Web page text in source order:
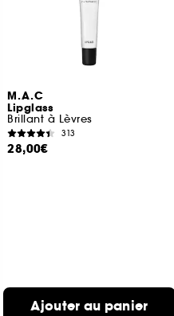
M.A.C
Lipglass
Brillant à Lèvres
313
28,00€
Ajouter au panier